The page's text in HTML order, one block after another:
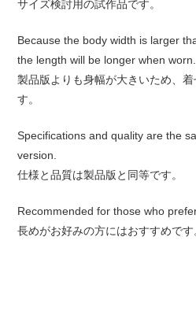
サイズ検討用の試作品です。
Because the body width is larger
the length will be longer when worn.
製品版よりも身幅が大きいため、
す。
Specifications and quality are the
version.
仕様と品質は製品版と同等です。
Recommended for those who
長めがお好みの方にはおすすめです